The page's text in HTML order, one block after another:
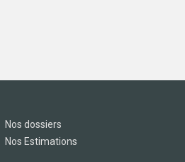
Nos dossiers
Nos Estimations